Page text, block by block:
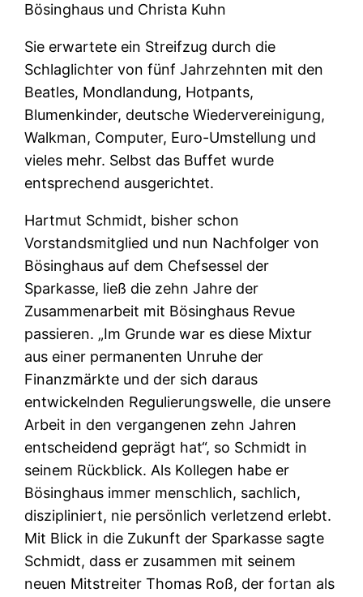
Bösinghaus und Christa Kuhn
Sie erwartete ein Streifzug durch die
Schlaglichter von fünf Jahrzehnten mit den
Beatles, Mondlandung, Hotpants,
Blumenkinder, deutsche Wiedervereinigung,
Walkman, Computer, Euro-Umstellung und
vieles mehr. Selbst das Buffet wurde
entsprechend ausgerichtet.
Hartmut Schmidt, bisher schon
Vorstandsmitglied und nun Nachfolger von
Bösinghaus auf dem Chefsessel der
Sparkasse, ließ die zehn Jahre der
Zusammenarbeit mit Bösinghaus Revue
passieren. „Im Grunde war es diese Mixtur
aus einer permanenten Unruhe der
Finanzmärkte und der sich daraus
entwickelnden Regulierungswelle, die unsere
Arbeit in den vergangenen zehn Jahren
entscheidend geprägt hat“, so Schmidt in
seinem Rückblick. Als Kollegen habe er
Bösinghaus immer menschlich, sachlich,
diszipliniert, nie persönlich verletzend erlebt.
Mit Blick in die Zukunft der Sparkasse sagte
Schmidt, dass er zusammen mit seinem
neuen Mitstreiter Thomas Roß, der fortan als